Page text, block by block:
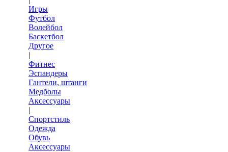
Игры
Футбол
Волейбол
Баскетбол
Другое
|
Фитнес
Эспандеры
Гантели, штанги
Медболы
Аксессуары
|
Спортстиль
Одежда
Обувь
Аксессуары